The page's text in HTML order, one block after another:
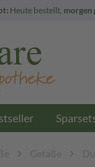
Heute bestellt, morgen
Gefäße